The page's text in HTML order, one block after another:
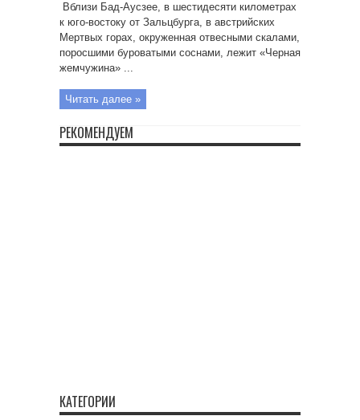
Вблизи Бад-Аусзее, в шестидесяти километрах
к юго-востоку от Зальцбурга, в австрийских
Мертвых горах, окруженная отвесными скалами,
поросшими буроватыми соснами, лежит «Черная
жемчужина» ...
Читать далее »
РЕКОМЕНДУЕМ
КАТЕГОРИИ